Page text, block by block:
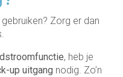
Zorg er dan
, heb je
up uitgang nodig. Zo’n